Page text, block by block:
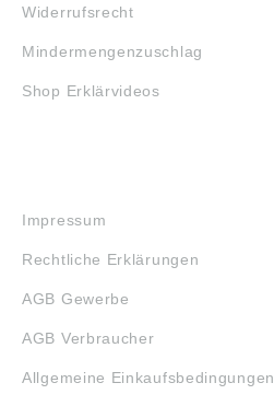
Widerrufsrecht
Mindermengenzuschlag
Shop Erklärvideos
Impressum
Rechtliche Erklärungen
AGB Gewerbe
AGB Verbraucher
Allgemeine Einkaufsbedingungen